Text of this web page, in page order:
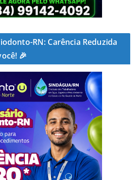
RN: Carência Reduzida
🎉